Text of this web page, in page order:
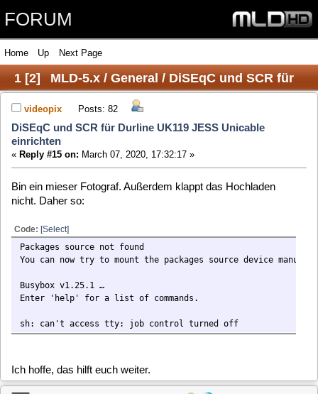
FORUM
1[2] MLD-5.x / General / DiSEqC und SCR für
Durline UK119 JESS Unicable einrichten
videopix Posts: 82
DiSEqC und SCR für Durline UK119 JESS Unicable
einrichten
«Reply #15 on:March 07, 2020, 17:32:17 »
Bin ein mieser Fotograf. Außerdem klappt das Hochladen
nicht. Daher so:
Code:[Select]
Packages source not found
Busybox v1.25.1 …
Enter 'help' for a list of commands.
clausmuus Posts: 21462
«Reply #16 on:March 07, 2020, 23:06:24 »